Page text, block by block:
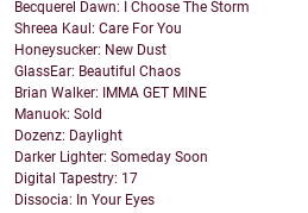
Becquerel Dawn: I Choose The Storm
Shreea Kaul: Care For You
Honeysucker: New Dust
GlassEar: Beautiful Chaos
Brian Walker: IMMA GET MINE
Manuok: Sold
Dozenz: Daylight
Darker Lighter: Someday Soon
Digital Tapestry: 17
Dissocia: In Your Eyes